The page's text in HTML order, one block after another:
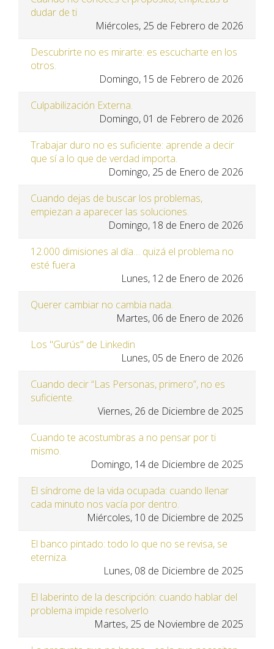
dudar de ti
Miércoles, 25 de Febrero de 2026
Descubrirte no es mirarte: es escucharte en los
otros.
Domingo, 15 de Febrero de 2026
Culpabilización Externa.
Domingo, 01 de Febrero de 2026
Trabajar duro no es suficiente: aprende a decir
que sí a lo que de verdad importa.
Domingo, 25 de Enero de 2026
Cuando dejas de buscar los problemas,
empiezan a aparecer las soluciones.
Domingo, 18 de Enero de 2026
12.000 dimisiones al día… quizá el problema no
esté fuera
Lunes, 12 de Enero de 2026
Querer cambiar no cambia nada.
Martes, 06 de Enero de 2026
Los "Gurús" de Linkedin
Lunes, 05 de Enero de 2026
Cuando decir “Las Personas, primero”, no es
suficiente.
Viernes, 26 de Diciembre de 2025
Cuando te acostumbras a no pensar por ti
mismo.
Domingo, 14 de Diciembre de 2025
El síndrome de la vida ocupada: cuando llenar
cada minuto nos vacía por dentro.
Miércoles, 10 de Diciembre de 2025
El banco pintado: todo lo que no se revisa, se
eterniza.
Lunes, 08 de Diciembre de 2025
El laberinto de la descripción: cuando hablar del
problema impide resolverlo
Martes, 25 de Noviembre de 2025